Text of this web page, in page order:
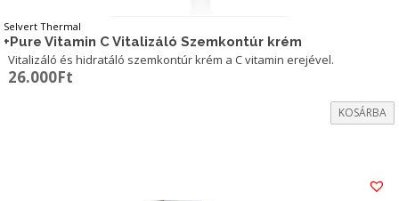
Selvert Thermal
+Pure Vitamin C Vitalizáló Szemkontúr krém
Vitalizáló és hidratáló szemkontúr krém a C vitamin erejével.
26.000Ft
KOSÁRBA